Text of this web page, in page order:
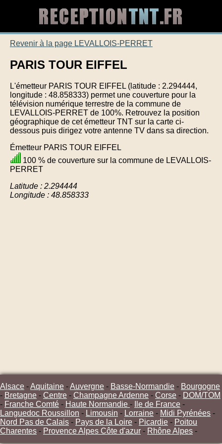
Revenir à la page LEVALLOIS-PERRET
PARIS TOUR EIFFEL
L'émetteur PARIS TOUR EIFFEL (latitude : 2.294444,
longitude : 48.858333) permet une couverture pour la
télévision numérique terrestre de la commune de
LEVALLOIS-PERRET de 100%. Retrouvez la position
géographique de cet émetteur TNT sur la carte ci-
dessous puis dirigez votre antenne TV dans sa direction.
Émetteur PARIS TOUR EIFFEL
100 % de couverture sur la commune de LEVALLOIS-
PERRET
Latitude : 2.294444
Longitude : 48.858333
Alsace -Aquitaine -Auvergne - Basse-Normandie - Bourgogne
- Bretagne - Centre - Champagne Ardenne - Corse - DOM/TOM
- Franche Comté - Haute Normandie - Ile de France -
Languedoc Roussillon - Limousin - Lorraine - Midi Pyrénées -
Nord Pas de Calais - Pays de la Loire - Picardie - Poitou
Charentes - Provence Alpes Côte d'azur - Rhône Alpes -